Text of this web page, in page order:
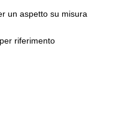
un aspetto su misura
riferimento